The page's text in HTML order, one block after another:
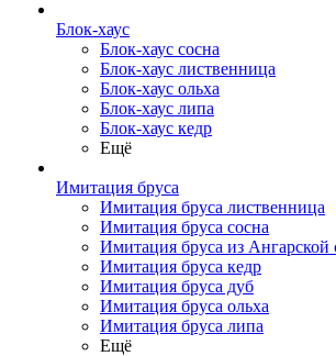
Блок-хаус
Блок-хаус сосна
Блок-хаус лиственница
Блок-хаус ольха
Блок-хаус липа
Блок-хаус кедр
Ещё
Имитация бруса
Имитация бруса лиственница
Имитация бруса сосна
Имитация бруса из Ангарской
Имитация бруса кедр
Имитация бруса дуб
Имитация бруса ольха
Имитация бруса липа
Ещё